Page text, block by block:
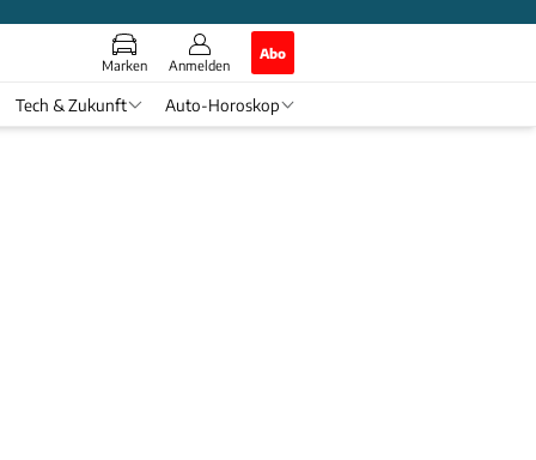
Marken Anmelden
Abo
Tech & Zukunft Auto-Horoskop